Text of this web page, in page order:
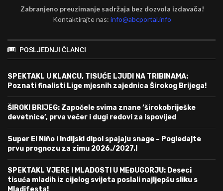
Zabranjeno preuzimanje sadržaja bez dozvola izdavača!
Kontaktirajte nas:info@abcportal.info
POSLJEDNJI ČLANCI
SPEKTAKL U KLANCU, TISUĆE LJUDI NA TRIBINAMA:
Poznati finalisti Lige mjesnih zajednica Širokog Brijega!
ŠIROKI BRIJEG: Započele svima znane ‘širokobriješke
devetnice’, prva večer i dugi redovi za ispovijed
Super El Niño i Indijski dipol spajaju snage – Pogledajte
prvu prognozu za zimu 2026./2027.!
SPEKTAKL VJERE I MLADOSTI U MEĐUGORJU: Deseci
tisuća mladih iz cijelog svijeta poslali najljepšu sliku s